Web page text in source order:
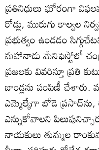
ప్రతినిధులు ఘోరంగా
రోడ్లు, మురుగు
ప్రభుత్వం ఉండడం
మహానాడు మేనిఫెస్టోలో
ప్రజలకు వివరిస్తూ ప్రతి
బాండ్లను పంపిణీ చేశారు.
ఎమ్మెల్యేగా బోడె ప్రసాద్‌ను,
ఎన్నుకోవాలని
నాయకులు తుమ్మల